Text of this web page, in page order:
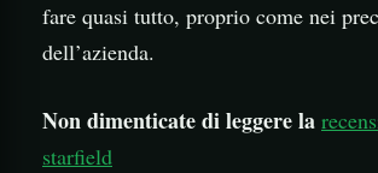
fare quasi tutto, proprio come nei
dell’azienda.
Non dimenticate di leggere la
starfield